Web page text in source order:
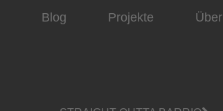
Blog Projekte Über